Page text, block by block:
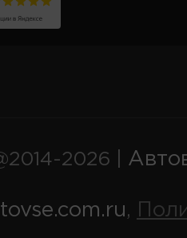
2026 |
,